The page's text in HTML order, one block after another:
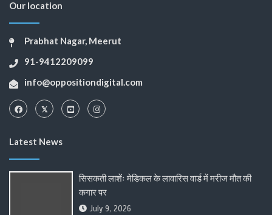
Our location
Prabhat Nagar, Meerut
91-9412209099
info@oppositiondigital.com
Latest News
सिसकती लाशेंः मेडिकल के लावारिस वार्ड में मरीज मौत की
कगार पर
July 9, 2026